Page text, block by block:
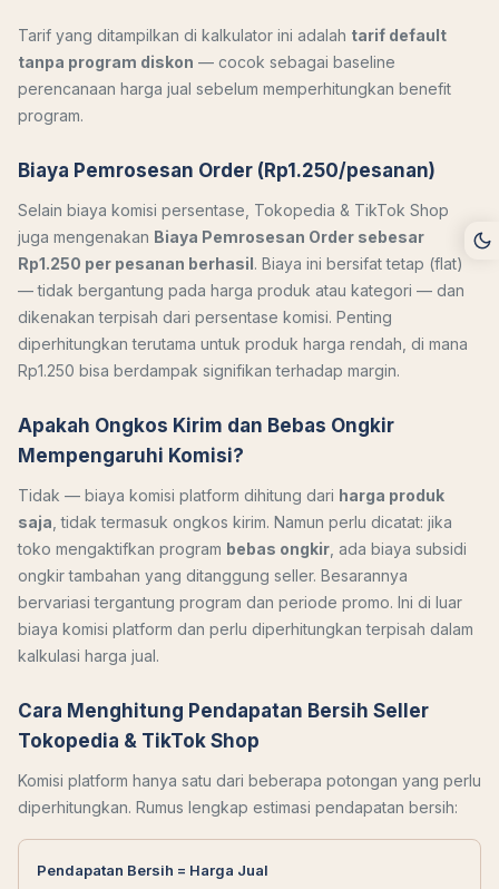
Tarif yang ditampilkan di kalkulator ini adalah tarif default
tanpa program diskon — cocok sebagai baseline
perencanaan harga jual sebelum memperhitungkan benefit
program.
Biaya Pemrosesan Order (Rp1.250/pesanan)
Selain biaya komisi persentase, Tokopedia & TikTok Shop
juga mengenakan Biaya Pemrosesan Order sebesar
Rp1.250 per pesanan berhasil. Biaya ini bersifat tetap (flat)
— tidak bergantung pada harga produk atau kategori — dan
dikenakan terpisah dari persentase komisi. Penting
diperhitungkan terutama untuk produk harga rendah, di mana
Rp1.250 bisa berdampak signifikan terhadap margin.
Apakah Ongkos Kirim dan Bebas Ongkir
Mempengaruhi Komisi?
Tidak — biaya komisi platform dihitung dari harga produk
saja, tidak termasuk ongkos kirim. Namun perlu dicatat: jika
toko mengaktifkan program bebas ongkir, ada biaya subsidi
ongkir tambahan yang ditanggung seller. Besarannya
bervariasi tergantung program dan periode promo. Ini di luar
biaya komisi platform dan perlu diperhitungkan terpisah dalam
kalkulasi harga jual.
Cara Menghitung Pendapatan Bersih Seller
Tokopedia & TikTok Shop
Komisi platform hanya satu dari beberapa potongan yang perlu
diperhitungkan. Rumus lengkap estimasi pendapatan bersih:
Pendapatan Bersih = Harga Jual